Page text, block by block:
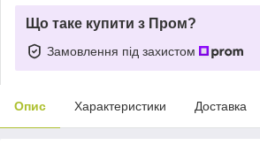
Що таке купити з Пром?
Замовлення під захистом
Опис Характеристики Доставка